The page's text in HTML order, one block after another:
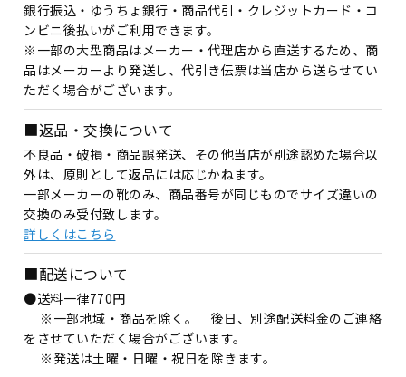
銀行振込・ゆうちょ銀行・商品代引・クレジットカード・コ
ンビニ後払いがご利用できます。
※一部の大型商品はメーカー・代理店から直送するため、商
品はメーカーより発送し、代引き伝票は当店から送らせてい
ただく場合がございます。
■返品・交換について
不良品・破損・商品誤発送、その他当店が別途認めた場合以
外は、原則として返品には応じかねます。
一部メーカーの靴のみ、商品番号が同じものでサイズ違いの
交換のみ受付致します。
詳しくはこちら
■配送について
●送料一律770円
※一部地域・商品を除く。 後日、別途配送料金のご連絡
をさせていただく場合がございます。
※発送は土曜・日曜・祝日を除きます。